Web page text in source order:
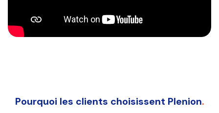
Pourquoi les clients choisissent Plenion.